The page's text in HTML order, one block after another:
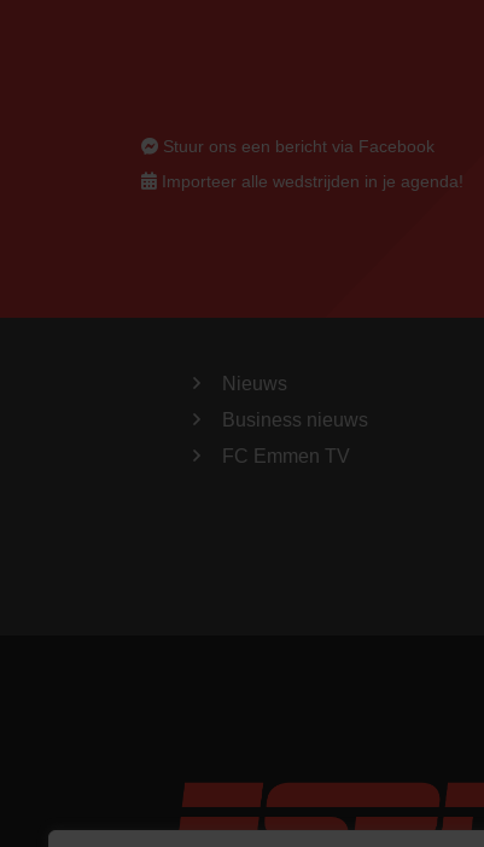
Stuur ons een bericht via Facebook
Importeer alle wedstrijden in je agenda!
Nieuws
Business nieuws
FC Emmen TV